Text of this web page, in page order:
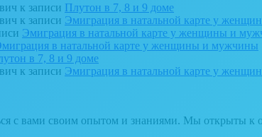
к записи Плутон в 7, 8 и 9 доме
к записи Эмиграция в натальной карте у
Эмиграция в натальной карте у женщины и
в натальной карте у женщины и мужчины
в 7, 8 и 9 доме
к записи Эмиграция в натальной карте у
с вами своим опытом и знаниями. Мы открыты